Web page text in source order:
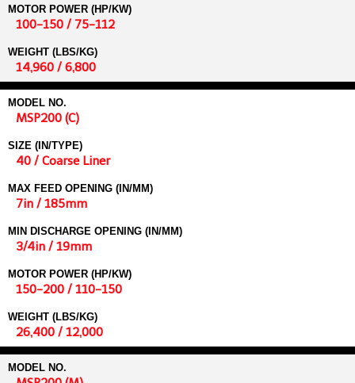
MOTOR POWER (HP/KW)
100-150 / 75-112
WEIGHT (LBS/KG)
14,960 / 6,800
MODEL NO.
MSP200 (C)
SIZE (IN/TYPE)
40 / Coarse Liner
MAX FEED OPENING (IN/MM)
7in / 185mm
MIN DISCHARGE OPENING (IN/MM)
3/4in / 19mm
MOTOR POWER (HP/KW)
150-200 / 110-150
WEIGHT (LBS/KG)
26,400 / 12,000
MODEL NO.